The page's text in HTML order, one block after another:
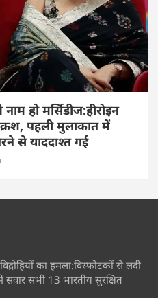
हो मर्सिडीज:हीरोइन
पहली मुलाकात में
से याददाश्त गई
का हमला:विस्फोटकों से लदी
सभी 13 भारतीय सुरक्षित